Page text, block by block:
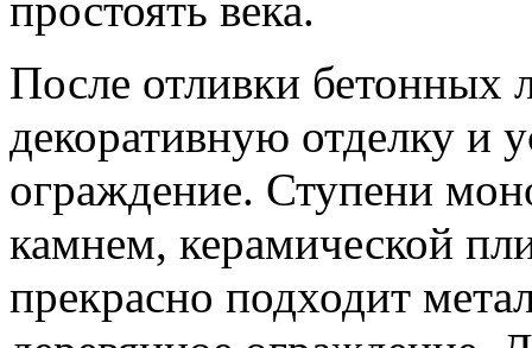
После отливки бетонных
декоративную отделку и
ограждение. Ступени
камнем, керамической
прекрасно подходит